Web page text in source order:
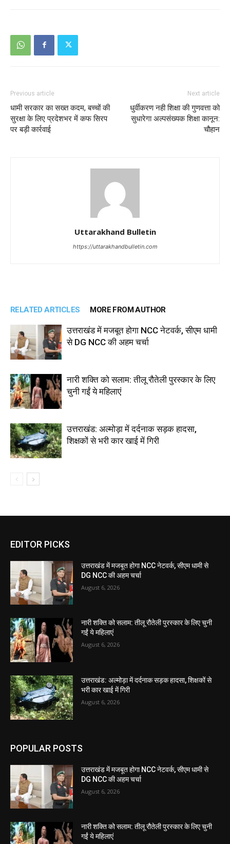
Previous article
धामी सरकार का सख्त कदम, बच्चों की
सुरक्षा के लिए प्रदेशभर में कफ सिरप
पर बड़ी कार्रवाई
Next article
धुर्वीकरण नही शिक्षा की गुणवत्ता को
सुधारेगा अल्पसंख्यक शिक्षा कानून:
चौहान
Uttarakhand Bulletin
https://uttarakhandbulletin.com
RELATED ARTICLES MORE FROM AUTHOR
उत्तराखंड में मजबूत होगा NCC नेटवर्क, सीएम धामी
से DG NCC की अहम चर्चा
नारी शक्ति को सलाम: तीलू रौतेली पुरस्कार के लिए
चुनी गईं ये महिलाएं
उत्तराखंड: अल्मोड़ा में दर्दनाक सड़क हादसा,
शिक्षकों से भरी कार खाई में गिरी
EDITOR PICKS
उत्तराखंड में मजबूत होगा NCC नेटवर्क, सीएम धामी से
DG NCC की अहम चर्चा
August 6, 2026
नारी शक्ति को सलाम: तीलू रौतेली पुरस्कार के लिए चुनी
गईं ये महिलाएं
August 6, 2026
उत्तराखंड: अल्मोड़ा में दर्दनाक सड़क हादसा, शिक्षकों से
भरी कार खाई में गिरी
August 6, 2026
POPULAR POSTS
उत्तराखंड में मजबूत होगा NCC नेटवर्क, सीएम धामी से
DG NCC की अहम चर्चा
August 6, 2026
नारी शक्ति को सलाम: तीलू रौतेली पुरस्कार के लिए चुनी
गईं ये महिलाएं